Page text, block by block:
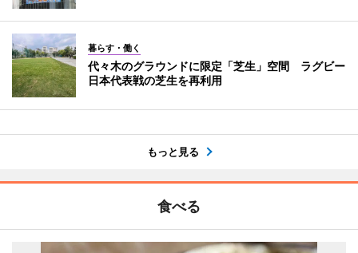
暮らす・働く
代々木のグラウンドに限定「芝生」空間 ラグビー
日本代表戦の芝生を再利用
もっと見る
食べる